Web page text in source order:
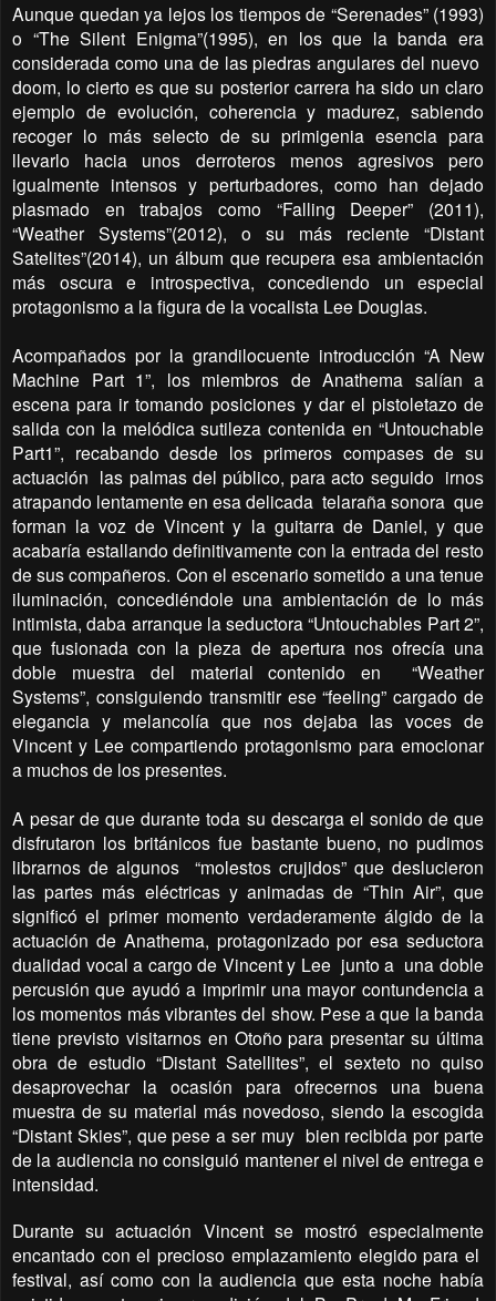
Aunque quedan ya lejos los tiempos de “Serenades” (1993)
o “The Silent Enigma”(1995), en los que la banda era
considerada como una de las piedras angulares del nuevo
doom, lo cierto es que su posterior carrera ha sido un claro
ejemplo de evolución, coherencia y madurez, sabiendo
recoger lo más selecto de su primigenia esencia para
llevarlo hacia unos derroteros menos agresivos pero
igualmente intensos y perturbadores, como han dejado
plasmado en trabajos como “Falling Deeper” (2011),
“Weather Systems”(2012), o su más reciente “Distant
Satelites”(2014), un álbum que recupera esa ambientación
más oscura e introspectiva, concediendo un especial
protagonismo a la figura de la vocalista Lee Douglas.
Acompañados por la grandilocuente introducción “A New
Machine Part 1”, los miembros de Anathema salían a
escena para ir tomando posiciones y dar el pistoletazo de
salida con la melódica sutileza contenida en “Untouchable
Part1”, recabando desde los primeros compases de su
actuación las palmas del público, para acto seguido irnos
atrapando lentamente en esa delicada telaraña sonora que
forman la voz de Vincent y la guitarra de Daniel, y que
acabaría estallando definitivamente con la entrada del resto
de sus compañeros. Con el escenario sometido a una tenue
iluminación, concediéndole una ambientación de lo más
intimista, daba arranque la seductora “Untouchables Part 2”,
que fusionada con la pieza de apertura nos ofrecía una
doble muestra del material contenido en
“Weather
Systems”, consiguiendo transmitir ese “feeling” cargado de
elegancia y melancolía que nos dejaba las voces de
Vincent y Lee compartiendo protagonismo para emocionar
a muchos de los presentes.
A pesar de que durante toda su descarga el sonido de que
disfrutaron los británicos fue bastante bueno, no pudimos
librarnos de algunos
“molestos crujidos” que deslucieron
las partes más eléctricas y animadas de “Thin Air”, que
significó el primer momento verdaderamente álgido de la
actuación de Anathema, protagonizado por esa seductora
dualidad vocal a cargo de Vincent y Lee junto a una doble
percusión que ayudó a imprimir una mayor contundencia a
los momentos más vibrantes del show. Pese a que la banda
tiene previsto visitarnos en Otoño para presentar su última
obra de estudio “Distant Satellites”, el sexteto no quiso
desaprovechar la ocasión para ofrecernos una buena
muestra de su material más novedoso, siendo la escogida
“Distant Skies”, que pese a ser muy bien recibida por parte
de la audiencia no consiguió mantener el nivel de entrega e
intensidad.
Durante su actuación Vincent se mostró especialmente
encantado con el precioso emplazamiento elegido para el
festival, así como con la audiencia que esta noche había